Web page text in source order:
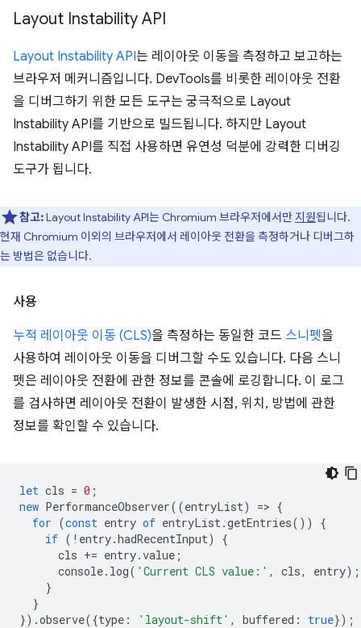
Layout Instability API
Layout Instability API는 레이아웃 이동을 측정하고 보고하는
브라우저 메커니즘입니다. DevTools를 비롯한 레이아웃 전환
을 디버그하기 위한 모든 도구는 궁극적으로 Layout
Instability API를 기반으로 빌드됩니다. 하지만 Layout
Instability API를 직접 사용하면 유연성 덕분에 강력한 디버깅
도구가 됩니다.
참고:Layout Instability API는 Chromium 브라우저에서만 지원됩니다.
현재 Chromium 이외의 브라우저에서 레이아웃 전환을 측정하거나 디버그하
는 방법은 없습니다.
사용
누적 레이아웃 이동 (CLS)을 측정하는 동일한 코드 스니펫을
사용하여 레이아웃 이동을 디버그할 수도 있습니다. 다음 스니
펫은 레이아웃 전환에 관한 정보를 콘솔에 로깅합니다. 이 로그
를 검사하면 레이아웃 전환이 발생한 시점, 위치, 방법에 관한
정보를 확인할 수 있습니다.
let cls = 0 ;
new PerformanceObserver((entryList) => {
for (const entry of entryList.getEntries())
{
if ( ! entry.hadRecentInput)
{
cls += entry.value ;
console. log( 'Current CLS value:' , cls, entry);
}
}
}).observe({type : 'layout-shift' , buffered : true});